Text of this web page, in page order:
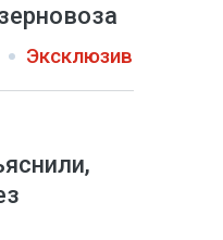
Эксклюзив